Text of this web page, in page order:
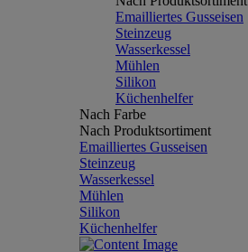
Emailliertes Gusseisen
Steinzeug
Wasserkessel
Mühlen
Silikon
Küchenhelfer
Nach Farbe
Nach Produktsortiment
Emailliertes Gusseisen
Steinzeug
Wasserkessel
Mühlen
Silikon
Küchenhelfer